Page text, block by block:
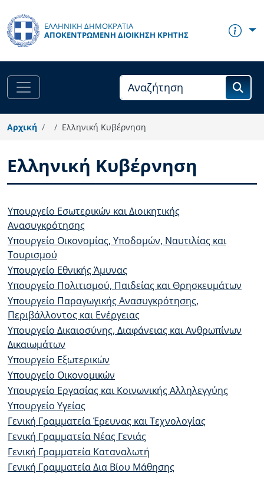
ΕΛΛΗΝΙΚΗ ΔΗΜΟΚΡΑΤΙΑ
ΑΠΟΚΕΝΤΡΩΜΈΝΗ ΔΙΟΊΚΗΣΗ ΚΡΉΤΗΣ
Αρχική Ελληνική Κυβέρνηση
Ελληνική Κυβέρνηση
Body
Υπουργείο Εσωτερικών και Διοικητικής
Ανασυγκρότησης
Υπουργείο Οικονομίας, Υποδομών, Ναυτιλίας και
Τουρισμού
Υπουργείο Εθνικής Άμυνας
Υπουργείο Πολιτισμού, Παιδείας και Θρησκευμάτων
Υπουργείο Παραγωγικής Ανασυγκρότησης,
Περιβάλλοντος και Ενέργειας
Υπουργείο Δικαιοσύνης, Διαφάνειας και Ανθρωπίνων
Δικαιωμάτων
Υπουργείο Εξωτερικών
Υπουργείο Οικονομικών
Υπουργείο Εργασίας και Κοινωνικής Αλληλεγγύης
Υπουργείο Υγείας
Γενική Γραμματεία Έρευνας και Τεχνολογίας
Γενική Γραμματεία Νέας Γενιάς
Γενική Γραμματεία Καταναλωτή
Γενική Γραμματεία Δια Βίου Μάθησης